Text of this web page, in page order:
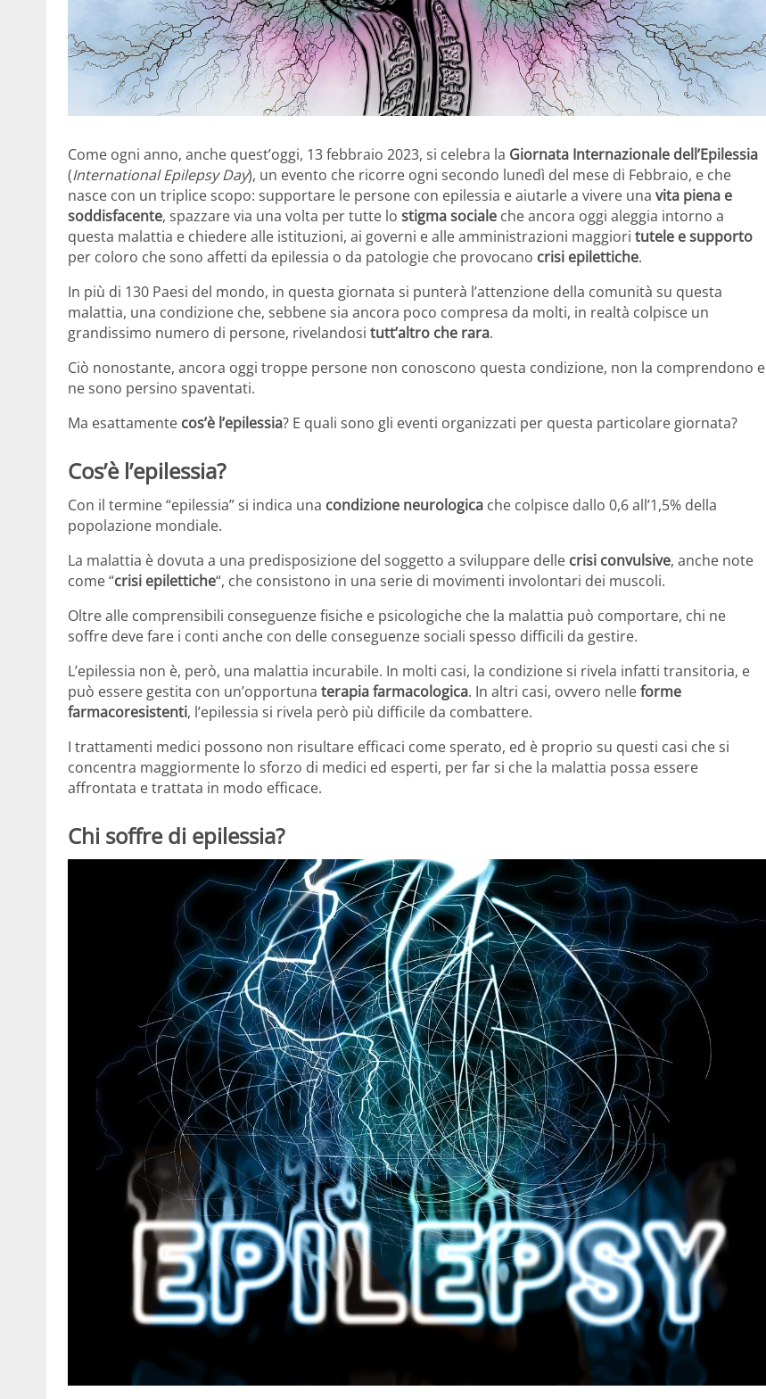
Come ogni anno, anche quest’oggi, 13 febbraio 2023, si celebra la Giornata Internazionale dell’Epilessia
(International Epilepsy Day), un evento che ricorre ogni secondo lunedì del mese di Febbraio, e che
nasce con un triplice scopo: supportare le persone con epilessia e aiutarle a vivere una vita piena e
soddisfacente, spazzare via una volta per tutte lo stigma sociale che ancora oggi aleggia intorno a
questa malattia e chiedere alle istituzioni, ai governi e alle amministrazioni maggiori tutele e supporto
per coloro che sono affetti da epilessia o da patologie che provocano crisi epilettiche.
In più di 130 Paesi del mondo, in questa giornata si punterà l’attenzione della comunità su questa
malattia, una condizione che, sebbene sia ancora poco compresa da molti, in realtà colpisce un
grandissimo numero di persone, rivelandosi tutt’altro che rara.
Ciò nonostante, ancora oggi troppe persone non conoscono questa condizione, non la comprendono e
ne sono persino spaventati.
Ma esattamente cos’è l’epilessia? E quali sono gli eventi organizzati per questa particolare giornata?
Cos’è l’epilessia?
Con il termine “epilessia” si indica una condizione neurologica che colpisce dallo 0,6 all’1,5% della
popolazione mondiale.
La malattia è dovuta a una predisposizione del soggetto a sviluppare delle crisi convulsive, anche note
come “crisi epilettiche“, che consistono in una serie di movimenti involontari dei muscoli.
Oltre alle comprensibili conseguenze fisiche e psicologiche che la malattia può comportare, chi ne
soffre deve fare i conti anche con delle conseguenze sociali spesso difficili da gestire.
L’epilessia non è, però, una malattia incurabile. In molti casi, la condizione si rivela infatti transitoria, e
può essere gestita con un’opportuna terapia farmacologica. In altri casi, ovvero nelleforme
farmacoresistenti, l’epilessia si rivela però più difficile da combattere.
I trattamenti medici possono non risultare efficaci come sperato, ed è proprio su questi casi che si
concentra maggiormente lo sforzo di medici ed esperti, per far si che la malattia possa essere
affrontata e trattata in modo efficace.
Chi soffre di epilessia?